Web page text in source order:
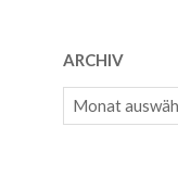
ARCHIV
Archiv